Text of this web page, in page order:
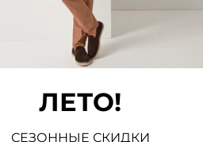
ЛЕТО!
СЕЗОННЫЕ СКИДКИ